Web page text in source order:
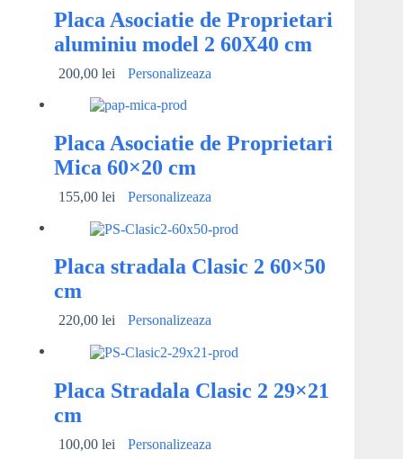
Placa Asociatie de Proprietari
aluminiu model 2 60X40 cm
200,00 lei Personalizeaza
Placa Asociatie de Proprietari
Mica 60×20 cm
155,00 lei Personalizeaza
Placa stradala Clasic 2 60×50
cm
220,00 lei Personalizeaza
Placa Stradala Clasic 2 29×21
cm
100,00 lei Personalizeaza